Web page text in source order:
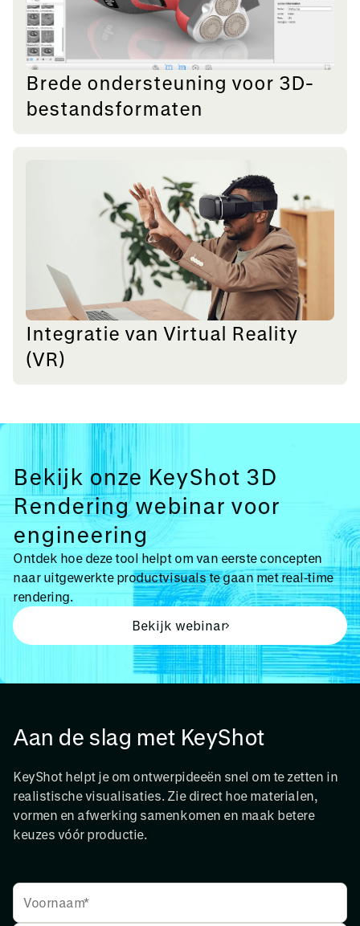
Brede ondersteuning voor 3D-
bestandsformaten
Integratie van Virtual Reality
(VR)
Bekijk onze KeyShot 3D
Rendering webinar voor
engineering
Ontdek hoe deze tool helpt om van eerste concepten
naar uitgewerkte productvisuals te gaan met real‑time
rendering.
Bekijk webinar
Aan de slag met KeyShot
KeyShot helpt je om ontwerpideeën snel om te zetten in
realistische visualisaties. Zie direct hoe materialen,
vormen en afwerking samenkomen en maak betere
keuzes vóór productie.